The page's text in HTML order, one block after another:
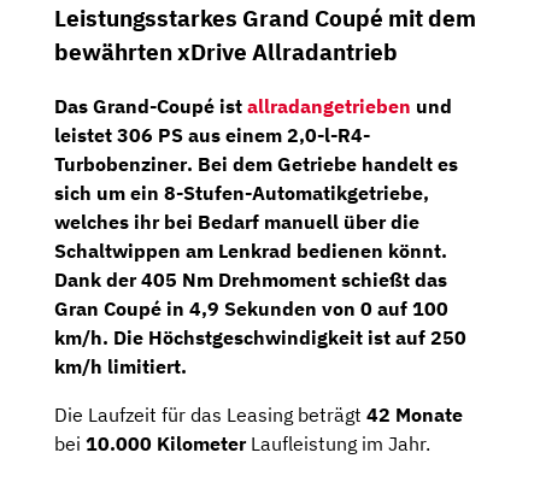
Leistungsstarkes Grand Coupé mit dem
bewährten xDrive Allradantrieb
Das Grand-Coupé ist allradangetrieben und
leistet 306 PS aus einem 2,0-l-R4-
Turbobenziner. Bei dem Getriebe handelt es
sich um ein 8-Stufen-Automatikgetriebe,
welches ihr bei Bedarf manuell über die
Schaltwippen am Lenkrad bedienen könnt.
Dank der 405 Nm Drehmoment schießt das
Gran Coupé in 4,9 Sekunden von 0 auf 100
km/h. Die Höchstgeschwindigkeit ist auf 250
km/h limitiert.
Die Laufzeit für das Leasing beträgt 42 Monate
bei 10.000 KilometerLaufleistung im Jahr.